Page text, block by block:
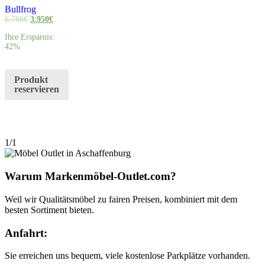
Bullfrog
6.788€ 3.950€
Ihre Ersparnis:
42%
Produkt
reservieren
1/1
Warum Markenmöbel-Outlet.com?
Weil wir Qualitätsmöbel zu fairen Preisen, kombiniert mit dem
besten Sortiment bieten.
Anfahrt:
Sie erreichen uns bequem, viele kostenlose Parkplätze vorhanden.